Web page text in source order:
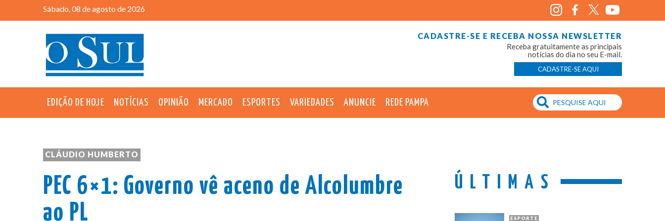
Sábado, 08 de agosto de 2026
CADASTRE-SE E RECEBA NOSSA NEWSLETTER
Receba gratuitamente as principais
notícias do dia no seu E-mail.
CADASTRE-SE AQUI
EDIÇÃO DE HOJE NOTÍCIAS OPINIÃO MERCADO ESPORTES VARIEDADES ANUNCIE REDE PAMPA
CLÁUDIO HUMBERTO
PEC 6×1: Governo vê aceno de Alcolumbre
ao PL
ÚLTIMAS
ESPORTE